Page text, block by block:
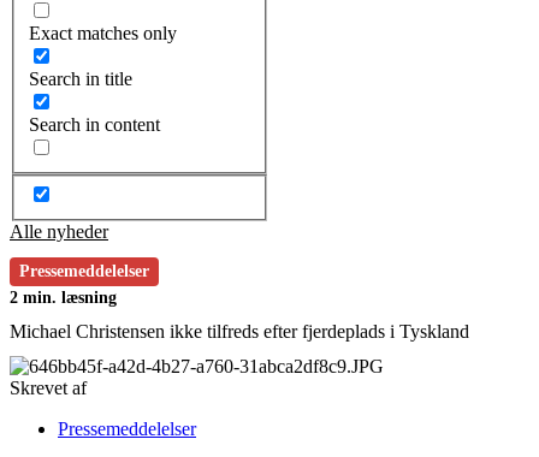
Exact matches only
Search in title
Search in content
Alle nyheder
Pressemeddelelser
2 min. læsning
Michael Christensen ikke tilfreds efter fjerdeplads i Tyskland
Skrevet af
Pressemeddelelser